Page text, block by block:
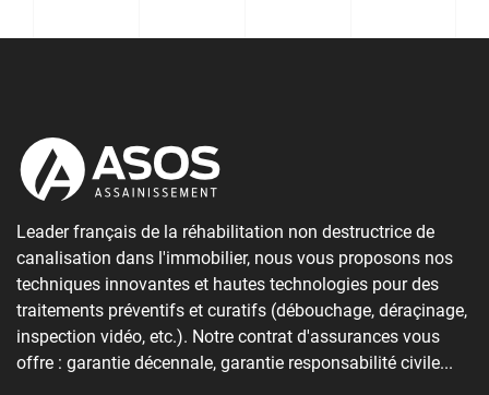
Leader français de la réhabilitation non destructrice de
canalisation dans l'immobilier, nous vous proposons nos
techniques innovantes et hautes technologies pour des
traitements préventifs et curatifs (débouchage, déraçinage,
inspection vidéo, etc.). Notre contrat d'assurances vous
offre : garantie décennale, garantie responsabilité civile...